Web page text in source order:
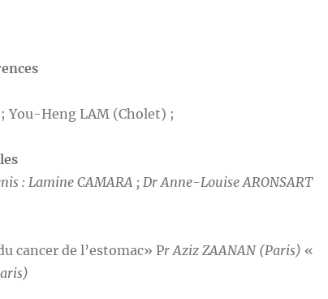
You-Heng LAM (Cholet) ;
: Lamine CAMARA ; Dr Anne-Louise ARONSART
cancer de l’estomac» Pr Aziz ZAANAN (Paris) «